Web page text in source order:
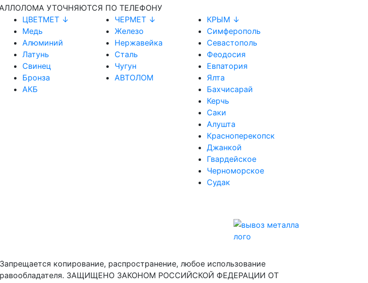
УТОЧНЯЮТСЯ ПО ТЕЛЕФОНУ
ЦВЕТМЕТ ↓
Медь
Алюминий
Латунь
Свинец
Бронза
АКБ
ЧЕРМЕТ ↓
Железо
Нержавейка
Сталь
Чугун
АВТОЛОМ
КРЫМ ↓
Симферополь
Севастополь
Феодосия
Евпатория
Ялта
Бахчисарай
Керчь
Саки
Алушта
Красноперекопск
Джанкой
Гвардейское
Черноморское
Судак
копирование, распространение, любое использование
правообладателя. ЗАЩИЩЕНО ЗАКОНОМ РОССИЙСКОЙ ФЕДЕРАЦИИ ОТ